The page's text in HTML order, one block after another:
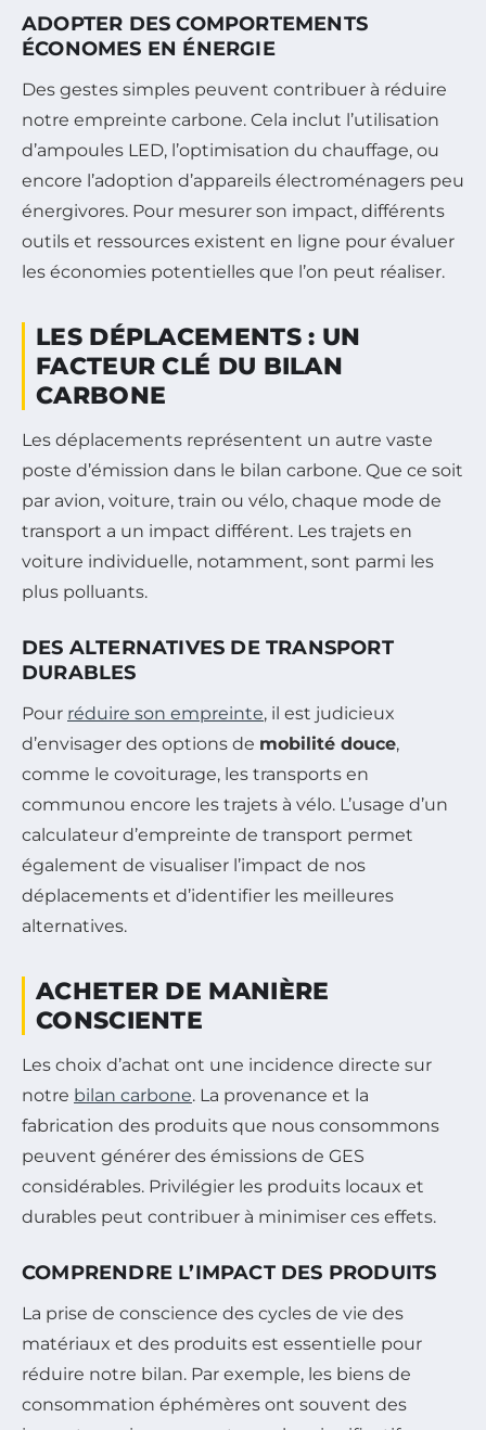
ADOPTER DES COMPORTEMENTS
ÉCONOMES EN ÉNERGIE
Des gestes simples peuvent contribuer à réduire
notre empreinte carbone. Cela inclut l’utilisation
d’ampoules LED, l’optimisation du chauffage, ou
encore l’adoption d’appareils électroménagers peu
énergivores. Pour mesurer son impact, différents
outils et ressources existent en ligne pour évaluer
les économies potentielles que l’on peut réaliser.
LES DÉPLACEMENTS : UN
FACTEUR CLÉ DU BILAN
CARBONE
Les déplacements représentent un autre vaste
poste d’émission dans le bilan carbone. Que ce soit
par avion, voiture, train ou vélo, chaque mode de
transport a un impact différent. Les trajets en
voiture individuelle, notamment, sont parmi les
plus polluants.
DES ALTERNATIVES DE TRANSPORT
DURABLES
Pour réduire son empreinte, il est judicieux
d’envisager des options de mobilité douce,
comme le covoiturage, les transports en
communou encore les trajets à vélo. L’usage d’un
calculateur d’empreinte de transport permet
également de visualiser l’impact de nos
déplacements et d’identifier les meilleures
alternatives.
ACHETER DE MANIÈRE
CONSCIENTE
Les choix d’achat ont une incidence directe sur
notre bilan carbone. La provenance et la
fabrication des produits que nous consommons
peuvent générer des émissions de GES
considérables. Privilégier les produits locaux et
durables peut contribuer à minimiser ces effets.
COMPRENDRE L’IMPACT DES PRODUITS
La prise de conscience des cycles de vie des
matériaux et des produits est essentielle pour
réduire notre bilan. Par exemple, les biens de
consommation éphémères ont souvent des